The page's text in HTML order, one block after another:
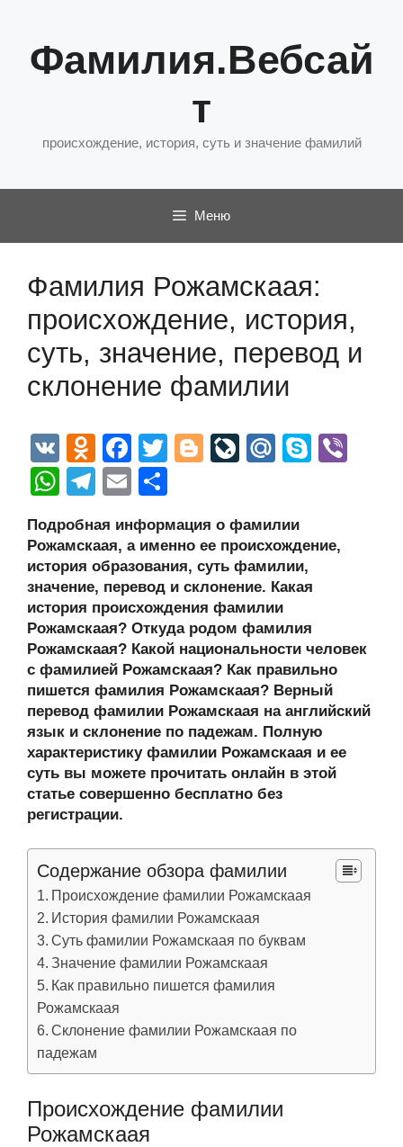
содержимому
Фамилия.Вебсай
т
происхождение, история, суть и значение фамилий
Меню
Фамилия Рожамскаая:
происхождение, история,
суть, значение, перевод и
склонение фамилии
V
K
O
d
n
o
kl
a
ss
ni
ki
F
a
c
e
b
o
o
k
T
er
Bl
g
er
Li
J
o
ur
n
al
M
u
S
e
W
at
s
A
p
p
T
e
gr
a
m
E
ail р
а
в
и
ть
Подробная информация о фамилии
Рожамскаая, а именно ее происхождение,
история образования, суть фамилии,
значение, перевод и склонение. Какая
история происхождения фамилии
Рожамскаая? Откуда родом фамилия
Рожамскаая? Какой национальности человек
с фамилией Рожамскаая? Как правильно
пишется фамилия Рожамскаая? Верный
перевод фамилии Рожамскаая на английский
язык и склонение по падежам. Полную
характеристику фамилии Рожамскаая и ее
суть вы можете прочитать онлайн в этой
статье совершенно бесплатно без
регистрации.
Содержание обзора фамилии
Происхождение фамилии Рожамскаая
История фамилии Рожамскаая
Суть фамилии Рожамскаая по буквам
Значение фамилии Рожамскаая
Как правильно пишется фамилия
Рожамскаая
Склонение фамилии Рожамскаая по
падежам
Происхождение фамилии
Рожамскаая